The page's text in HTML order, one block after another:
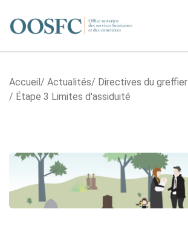
Accueil
Accueil Actualités
Directives du greffier
Étape 3 Limites d'assiduité